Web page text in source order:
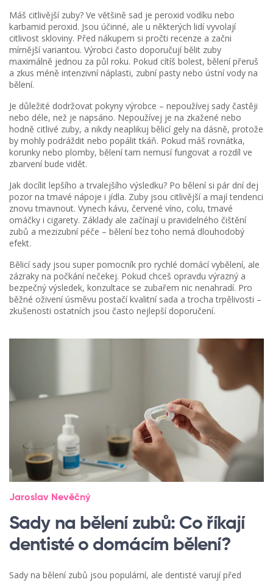
Máš citlivější zuby? Ve většině sad je peroxid vodíku nebo
karbamid peroxid. Jsou účinné, ale u některých lidí vyvolají
citlivost skloviny. Před nákupem si pročti recenze a začni
mírnější variantou. Výrobci často doporučují bělit zuby
maximálně jednou za půl roku. Pokud cítíš bolest, bělení přeruš
a zkus méně intenzivní náplasti, zubní pasty nebo ústní vody na
bělení.
Je důležité dodržovat pokyny výrobce – nepoužívej sady častěji
nebo déle, než je napsáno. Nepoužívej je na zkažené nebo
hodně citlivé zuby, a nikdy neaplikuj bělicí gely na dásně, protože
by mohly podráždit nebo popálit tkáň. Pokud máš rovnátka,
korunky nebo plomby, bělení tam nemusí fungovat a rozdíl ve
zbarvení bude vidět.
Jak docílit lepšího a trvalejšího výsledku? Po bělení si pár dní dej
pozor na tmavé nápoje i jídla. Zuby jsou citlivější a mají tendenci
znovu tmavnout. Vynech kávu, červené víno, colu, tmavé
omáčky i cigarety. Základy ale začínají u pravidelného čištění
zubů a mezizubní péče – bělení bez toho nemá dlouhodobý
efekt.
Bělicí sady jsou super pomocník pro rychlé domácí vybělení, ale
zázraky na počkání nečekej. Pokud chceš opravdu výrazný a
bezpečný výsledek, konzultace se zubařem nic nenahradí. Pro
běžné oživení úsměvu postačí kvalitní sada a trocha trpělivosti –
zkušenosti ostatních jsou často nejlepší doporučení.
Jaroslav Nevěčný
Sady na bělení zubů: Co říkají
dentisté o domácím bělení?
Sady na bělení zubů jsou populární, ale dentisté varují před